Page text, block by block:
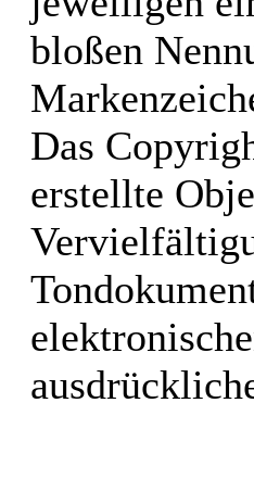
bloßen
Das
erstellte